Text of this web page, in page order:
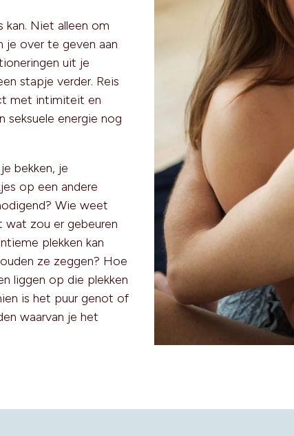
kan. Niet alleen om
je over te geven aan
uit je
stapje verder. Reis
met intimiteit en
seksuele energie nog
bekken, je
op een andere
Wie weet
wat zou er gebeuren
plekken kan
ze zeggen? Hoe
liggen op die plekken
is het puur genot of
waarvan je het